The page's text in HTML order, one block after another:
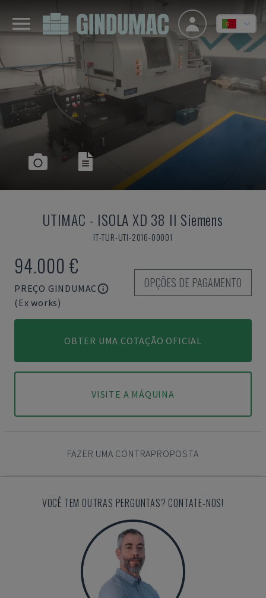
UTIMAC - ISOLA XD 38 II Siemens
IT-TUR-UTI-2016-00001
94.000 €
PREÇO GINDUMAC
(Ex works)
OPÇÕES DE PAGAMENTO
OBTER UMA COTAÇÃO OFICIAL
VISITE A MÁQUINA
FAZER UMA CONTRAPROPOSTA
VOCÊ TEM OUTRAS PERGUNTAS? CONTATE-NOS!